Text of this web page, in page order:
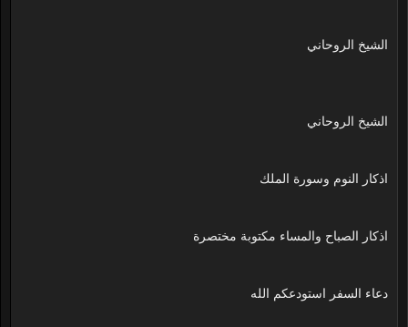
الشيخ الروحاني
الشيخ الروحاني
اذكار النوم وسورة الملك
اذكار الصباح والمساء مكتوبة مختصرة
دعاء السفر استودعكم الله